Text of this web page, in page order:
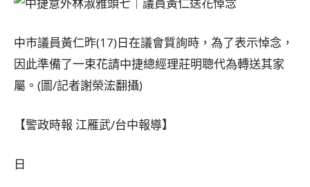
中市議員黃仁昨(17)日在議會質詢時，為了表示悼念，
因此準備了一束花請中捷總經理莊明聰代為轉送其家
屬。(圖/記者謝榮浤翻攝)
【警政時報 江雁武/台中報導】
日